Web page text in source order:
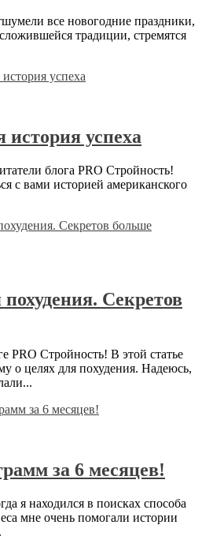
все новогодние праздники,
традиции, стремятся
успеха
блога PRO Стройность!
с вами историей американского
Секретов
PRO Стройность! В этой статье
о целях для похудения. Надеюсь,
за 6 месяцев!
я находился в поисках способа
мне очень помогали истории